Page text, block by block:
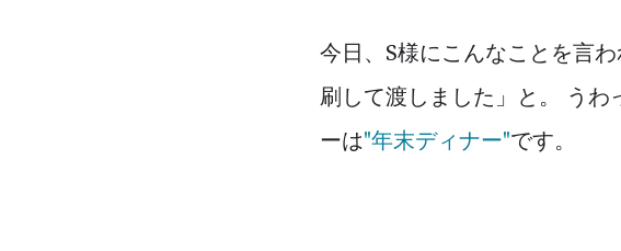
今日、S様にこんなことを言
刷して渡しました」と。 うわ
ーは"年末ディナー"です。